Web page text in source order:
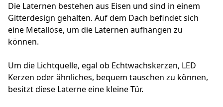
Die Laternen bestehen aus Eisen und sind in einem
Gitterdesign gehalten. Auf dem Dach befindet sich
eine Metallöse, um die Laternen aufhängen zu
können.
Um die Lichtquelle, egal ob Echtwachskerzen, LED
Kerzen oder ähnliches, bequem tauschen zu können,
besitzt diese Laterne eine kleine Tür.